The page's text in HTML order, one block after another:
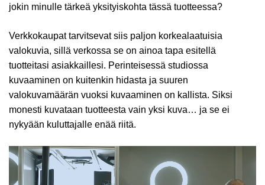
jokin minulle tärkeä yksityiskohta tässä tuotteessa?
Verkkokaupat tarvitsevat siis paljon korkealaatuisia
valokuvia, sillä verkossa se on ainoa tapa esitellä
tuotteitasi asiakkaillesi. Perinteisessä studiossa
kuvaaminen on kuitenkin hidasta ja suuren
valokuvamäärän vuoksi kuvaaminen on kallista. Siksi
monesti kuvataan tuotteesta vain yksi kuva… ja se ei
nykyään kuluttajalle enää riitä.